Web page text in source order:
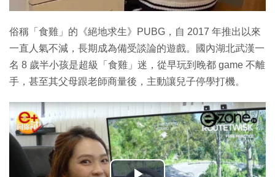
俗稱「食雞」的《絕地求生》PUBG，自 2017 年推出以來
一直人氣不減，長期成為備受談論的遊戲。國內湖北武漢一
名 8 歲半小孩是超級「食雞」迷，從早玩到晚都 game 不離
手，甚至其父母跟老師商量後，主動讓兒子停學打機。